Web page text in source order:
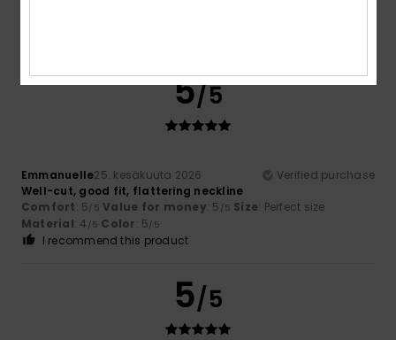
5/5
Emmanuelle25. kesäkuuta 2026
Verified purchase
Well-cut, good fit, flattering neckline
Comfort: 5/5 Value for money: 5 /5 Size: Perfect size
Material: 4 /5 Color: 5/5
I recommend this product
5/5